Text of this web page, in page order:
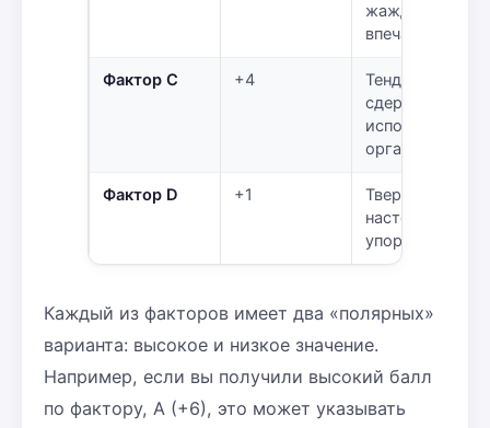
жажда новых
впечатлений
Фактор C +4
Тенденция к
сдержанности,
Фактор D +1
Твердость,
настойчивость,
упорство
Каждый из факторов имеет два «полярных»
варианта: высокое и низкое значение.
Например, если вы получили высокий балл
по фактору, А (+6), это может указывать